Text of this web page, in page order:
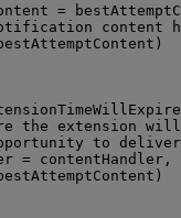
=
content
)
the extension will
to
= contentHandler,
)